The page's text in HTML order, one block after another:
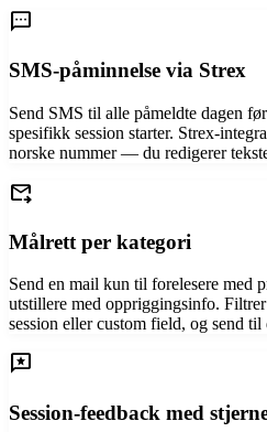
sms
SMS-påminnelse via Strex
Send SMS til alle påmeldte dagen
spesifikk session starter. Strex-
norske nummer — du redigerer
forward_to_inbox
Målrett per kategori
Send en mail kun til forelesere med
utstillere med oppriggings­info.
session eller custom field, og send
reviews
Session-feedback med